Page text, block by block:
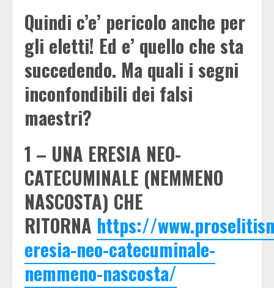
Quindi c’e’ pericolo anche per
gli eletti! Ed e’ quello che sta
succedendo. Ma quali i segni
inconfondibili dei falsi
maestri?
1 – UNA ERESIA NEO-
CATECUMINALE (NEMMENO
NASCOSTA) CHE
RITORNA https://
eresia-neo-catecuminale-
nemmeno-nascosta/